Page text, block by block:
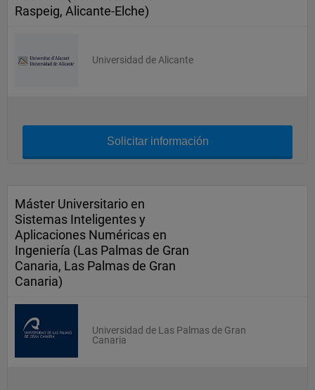
Raspeig, Alicante-Elche)
Universidad de Alicante
Solicitar información
Máster Universitario en
Sistemas Inteligentes y
Aplicaciones Numéricas en
Ingeniería (Las Palmas de Gran
Canaria, Las Palmas de Gran
Canaria)
Universidad de Las Palmas de Gran
Canaria